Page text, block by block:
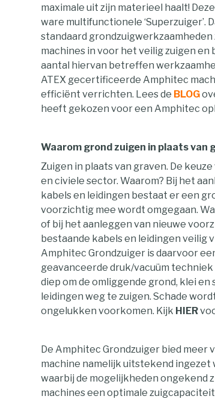
maximale uit zijn materieel haalt!
ware multifunctionele ‘Superzuiger’.
standaard
machines in voor het veilig zuigen en
aantal hiervan betreffen
ATEX gecertificeerde Amphitec
efficiënt verrichten. Lees de BLOG
heeft gekozen voor een Amphitec
Waarom grond zuigen in plaats van
Zuigen in plaats van graven. De
en civiele sector. Waarom? Bij het
kabels en leidingen bestaat er een
voorzichtig mee wordt omgegaan.
of bij het aanleggen van nieuwe
bestaande kabels en leidingen veilig
Amphitec Grondzuiger is daarvoor
geavanceerde druk/vacuüm
diep om de omliggende grond, klei
leidingen weg te zuigen. Schade
ongelukken voorkomen. Kijk HIER
De Amphitec Grondzuiger bied meer
machine namelijk uitstekend
waarbij de mogelijkheden ongekend
machines een optimale